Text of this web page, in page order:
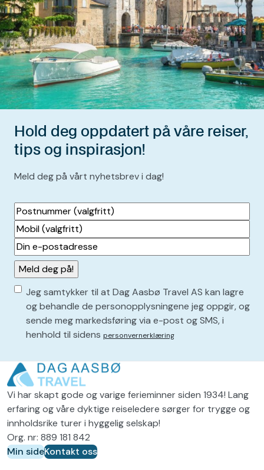
Hold deg oppdatert på våre reiser,
tips og inspirasjon!
Meld deg på vårt nyhetsbrev i dag!
Din
e-
postadresse(
P
d
)
Postnummer
(valgfritt)
Mobil
(valgfritt)
Consent
k
r
e
v
d
)
Jeg samtykker til at Dag Aasbø Travel AS kan lagre
og behandle de personopplysningene jeg oppgir, og
sende meg markedsføring via e-post og SMS, i
henhold til sidens personvernerklæring
Vi har skapt gode og varige ferieminner siden 1934! Lang
erfaring og våre dyktige reiseledere sørger for trygge og
innholdsrike turer i hyggelig selskap!
Org. nr: 889 181 842
Min sideKontakt oss